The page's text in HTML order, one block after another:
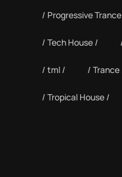
Progressive Trance
Tech House
tml Trance
Tropical House